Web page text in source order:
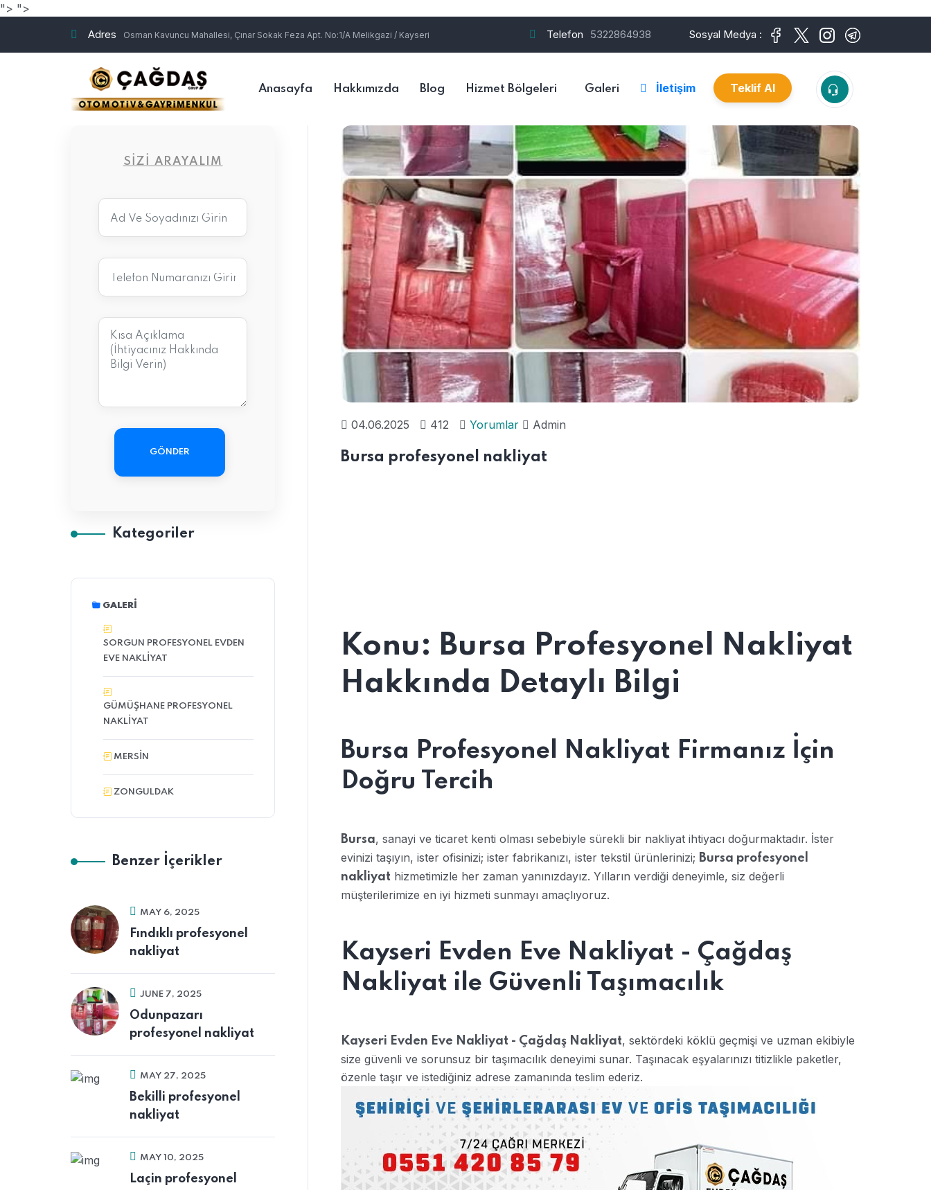
"> ">
Adres Osman Kavuncu Mahallesi, Çınar Sokak Feza Apt. No:1/A Melikgazi / Kayseri Telefon 5322864938 Sosyal Medya :
Anasayfa Hakkımızda Blog Hizmet Bölgeleri Galeri İletişim Teklif Al
04.06.2025 412 Yorumlar Admin
Bursa profesyonel nakliyat
Konu: Bursa Profesyonel Nakliyat
Hakkında Detaylı Bilgi
Bursa Profesyonel Nakliyat Firmanız İçin
Doğru Tercih
Bursa, sanayi ve ticaret kenti olması sebebiyle sürekli bir nakliyat ihtiyacı doğurmaktadır. İster
evinizi taşıyın, ister ofisinizi; ister fabrikanızı, ister tekstil ürünlerinizi; Bursa profesyonel
nakliyat hizmetimizle her zaman yanınızdayız. Yılların verdiği deneyimle, siz değerli
müşterilerimize en iyi hizmeti sunmayı amaçlıyoruz.
Kayseri Evden Eve Nakliyat - Çağdaş
Nakliyat ile Güvenli Taşımacılık
Kayseri Evden Eve Nakliyat - Çağdaş Nakliyat, sektördeki köklü geçmişi ve uzman ekibiyle
size güvenli ve sorunsuz bir taşımacılık deneyimi sunar. Taşınacak eşyalarınızı titizlikle paketler,
özenle taşır ve istediğiniz adrese zamanında teslim ederiz.
SIZI ARAYALIM
GÖNDER
Kategoriler
GALERI
SORGUN PROFESYONEL EVDEN
EVE NAKLIYAT
GÜMÜŞHANE PROFESYONEL
NAKLIYAT
MERSIN
ZONGULDAK
Benzer İçerikler
MAY 6, 2025
Fındıklı profesyonel
nakliyat
JUNE 7, 2025
Odunpazarı
profesyonel nakliyat
MAY 27, 2025
Bekilli profesyonel
nakliyat
MAY 10, 2025
Laçin profesyonel